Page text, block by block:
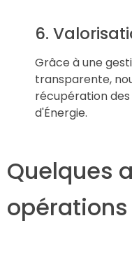
6.
Grâce à une
transparente,
récupération
d'Énergie.
Quelques